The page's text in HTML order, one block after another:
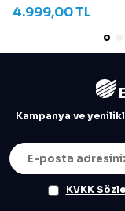
4.999,00TL
Kampanya ve
KVKK